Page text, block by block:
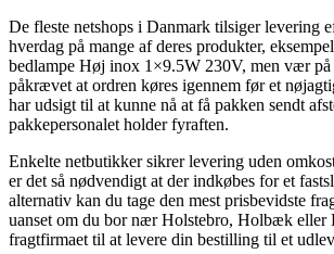
De fleste netshops i Danmark tilsiger levering
hverdag på mange af deres produkter,
bedlampe Høj inox 1×9.5W 230V, men vær på
påkrævet at ordren køres igennem før et
har udsigt til at kunne nå at få pakken sendt
pakkepersonalet holder fyraften.
Enkelte netbutikker sikrer levering uden
er det så nødvendigt at der indkøbes for et
alternativ kan du tage den mest prisbevidste
uanset om du bor nær Holstebro, Holbæk eller
fragtfirmaet til at levere din bestilling til et